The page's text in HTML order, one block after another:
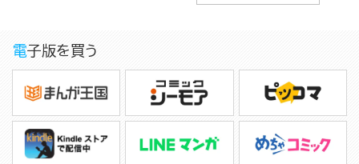
電子版を買う